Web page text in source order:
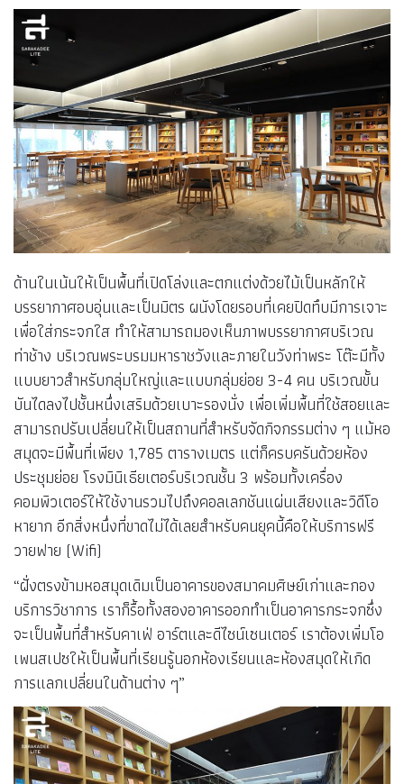
ด้านในเน้นให้เป็นพื้นที่เปิดโล่งและตกแต่งด้วยไม้เป็นหลักให้
บรรยากาศอบอุ่นและเป็นมิตร ผนังโดยรอบที่เคยปิดทึบมีการเจาะ
เพื่อใส่กระจกใส ทำให้สามารถมองเห็นภาพบรรยากาศบริเวณ
ท่าช้าง บริเวณพระบรมมหาราชวังและภายในวังท่าพระ โต๊ะมีทั้ง
แบบยาวสำหรับกลุ่มใหญ่และแบบกลุ่มย่อย 3-4 คน บริเวณขั้น
บันไดลงไปชั้นหนึ่งเสริมด้วยเบาะรองนั่ง เพื่อเพิ่มพื้นที่ใช้สอยและ
สามารถปรับเปลี่ยนให้เป็นสถานที่สำหรับจัดกิจกรรมต่าง ๆ แม้หอ
สมุดจะมีพื้นที่เพียง 1,785 ตารางเมตร แต่ก็ครบครันด้วยห้อง
ประชุมย่อย โรงมินิเธียเตอร์บริเวณชั้น 3 พร้อมทั้งเครื่อง
คอมพิวเตอร์ให้ใช้งานรวมไปถึงคอลเลกชันแผ่นเสียงและวิดีโอ
หายาก อีกสิ่งหนึ่งที่ขาดไม่ได้เลยสำหรับคนยุคนี้คือให้บริการฟรี
วายฟาย (Wifi)
“ฝั่งตรงข้ามหอสมุดเดิมเป็นอาคารของสมาคมศิษย์เก่าและกอง
บริการวิชาการ เราก็รื้อทั้งสองอาคารออกทำเป็นอาคารกระจกซึ่ง
จะเป็นพื้นที่สำหรับคาเฟ่ อาร์ตและดีไซน์เซนเตอร์ เราต้องเพิ่มโอ
เพนสเปซให้เป็นพื้นที่เรียนรู้นอกห้องเรียนและห้องสมุดให้เกิด
การแลกเปลี่ยนในด้านต่าง ๆ”